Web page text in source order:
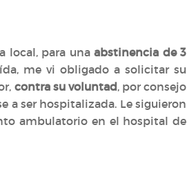
local, para unaabstinencia de 3
me vi obligado a solicitar su
contra su voluntad, por consejo
a ser hospitalizada. Le siguieron
ambulatorio en el hospital de